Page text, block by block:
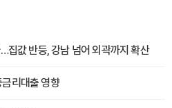
값 반등, 강남 넘어 외곽까지 확산
리대출 영향